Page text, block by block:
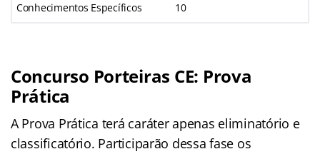
Conhecimentos Específicos 10
Concurso Porteiras CE: Prova
Prática
A Prova Prática terá caráter apenas eliminatório e
classificatório. Participarão dessa fase os